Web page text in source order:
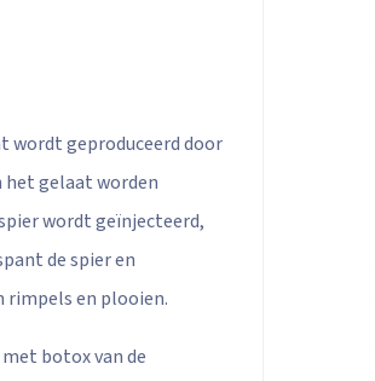
wordt geproduceerd door
gelaat worden
wordt geïnjecteerd,
de spier en
rimpels en plooien.
botox van de